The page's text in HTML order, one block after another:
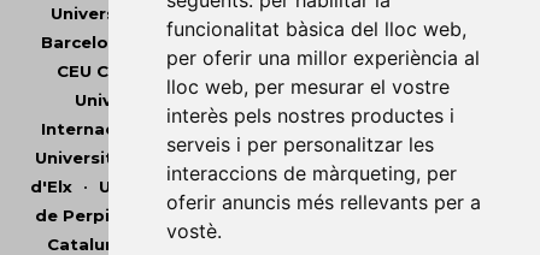
funcionalitat bàsica del lloc web,
per oferir una millor experiència al
lloc web, per mesurar el vostre
interès pels nostres productes i
serveis i per personalitzar les
interaccions de màrqueting, per
oferir anuncis més rellevants per a
vostè.
Universitat d'Andorra•Universitat Autònoma de
Barcelona
Universitat de Barcelona•Universitat
CEU Cardenal Herrera•Universitat de Girona •
Universitat de les Illes Balears• Universitat
Internacional de Catalunya•Universitat Jaume I
Universitat de Lleida• Universitat Miguel Hernández
d'Elx• Universitat Oberta de Catalunya•Universitat
de Perpinyà Via Domitia•Universitat Politècnica de
Catalunya
Universitat Politècnica de València